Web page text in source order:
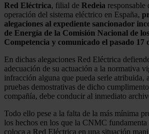
Red Eléctrica, filial de Redeia responsable
operación del sistema eléctrico en España,
alegaciones al expediente sancionador
de Energía de la Comisión Nacional de
Competencia y comunicado el pasado 17
En dichas alegaciones Red Eléctrica
adecuación de su actuación a la normativa
infracción alguna que pueda serle atribuida,
pruebas demostrativas de dicho
compañía, debe conducir al inmediato
Todo ello pese a la falta de la más mínima
los hechos en los que la CNMC
coloca a Red Eléctrica en una situación